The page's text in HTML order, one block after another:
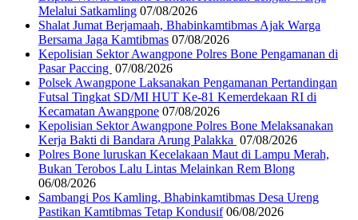
Melalui Satkamling 07/08/2026
Shalat Jumat Berjamaah, Bhabinkamtibmas Ajak Warga
Bersama Jaga Kamtibmas 07/08/2026
Kepolisian Sektor Awangpone Polres Bone Pengamanan di
Pasar Paccing ‎ 07/08/2026
Polsek Awangpone Laksanakan Pengamanan Pertandingan
Futsal Tingkat SD/MI HUT Ke-81 Kemerdekaan RI di
Kecamatan Awangpone 07/08/2026
‎Kepolisian Sektor Awangpone Polres Bone Melaksanakan
Kerja Bakti di Bandara Arung Palakka ‎ 07/08/2026
Polres Bone luruskan Kecelakaan Maut di Lampu Merah,
Bukan Terobos Lalu Lintas Melainkan Rem Blong
06/08/2026
Sambangi Pos Kamling, Bhabinkamtibmas Desa Ureng
Pastikan Kamtibmas Tetap Kondusif 06/08/2026